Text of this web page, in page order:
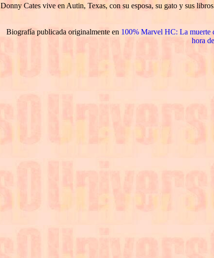
Donny Cates vive en Autin, Texas, con su esposa, su gato y sus
Biografía publicada originalmente en 100% Marvel HC: La muerte
hora